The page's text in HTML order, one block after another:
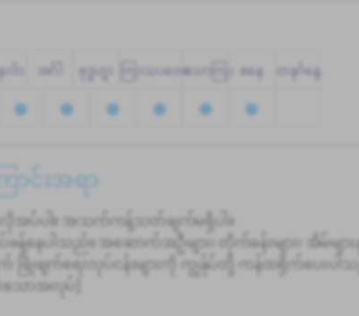
ာ အင်္ဂါ ဗုဒ္ဓဟူး ကြာသပတေးသောကြာ စနေ တနင်္ဂနွေ
င်းအရာ
ပ်ပါ။ အသက်ကန့်သတ်ချက်မရှိပါ။
နေပါသည်။ အဆောက်အဦများ၊ တိုက်ခန်းများ၊ အိမ်များနှ
ဖြိုဖျက်ရေးလုပ်ငန်းများကို ကျွန်ုပ်တို့ ကန်ထရိုက်ပေးပ
းသောအလုပ်]